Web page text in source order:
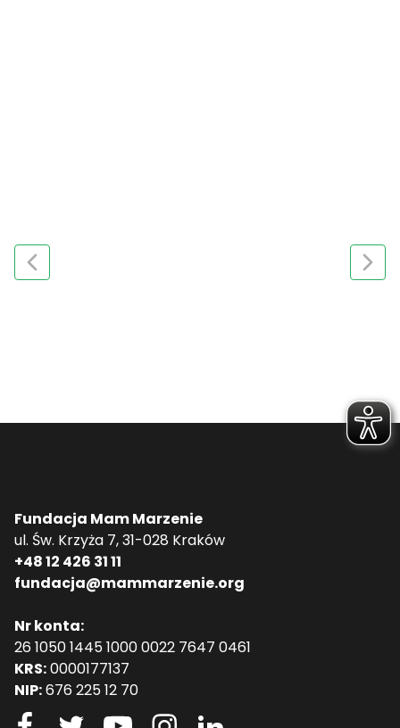
Fundacja Mam Marzenie
ul. Św. Krzyża 7, 31-028 Kraków
+48 12 426 31 11
fundacja@mammarzenie.org
Nr konta:
26 1050 1445 1000 0022 7647 0461
KRS:0000177137
NIP:676 225 12 70